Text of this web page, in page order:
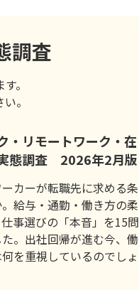
調査
。
。
・リモートワーク・在
態調査 2026年2月版
カーが転職先に求める条
給与・通勤・働き方の柔
事選びの「本音」を15問
。出社回帰が進む今、働
を重視しているのでしょ